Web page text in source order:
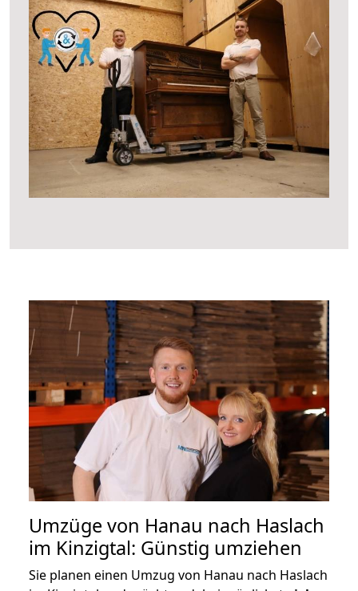
Umzüge von Hanau nach Haslach
im Kinzigtal: Günstig umziehen
Sie planen einen Umzug von Hanau nach Haslach